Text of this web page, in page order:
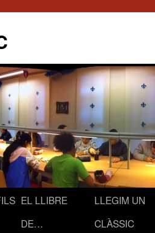
EL LLIBRE
DE…
LLEGIM UN
CLÀSSIC